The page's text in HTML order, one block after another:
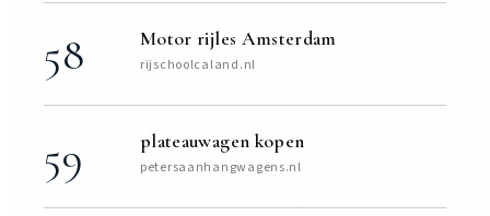
58 Motor rijles Amsterdam
rijschoolcaland.nl
59 plateauwagen kopen
petersaanhangwagens.nl